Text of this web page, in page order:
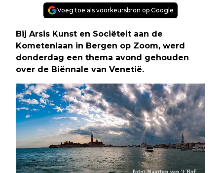
Voeg toe als voorkeursbron op Google
Bij Arsis Kunst en Sociëteit aan de
Kometenlaan in Bergen op Zoom, werd
donderdag een thema avond gehouden
over de Biënnale van Venetië.